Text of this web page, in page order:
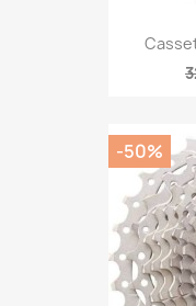
-50%